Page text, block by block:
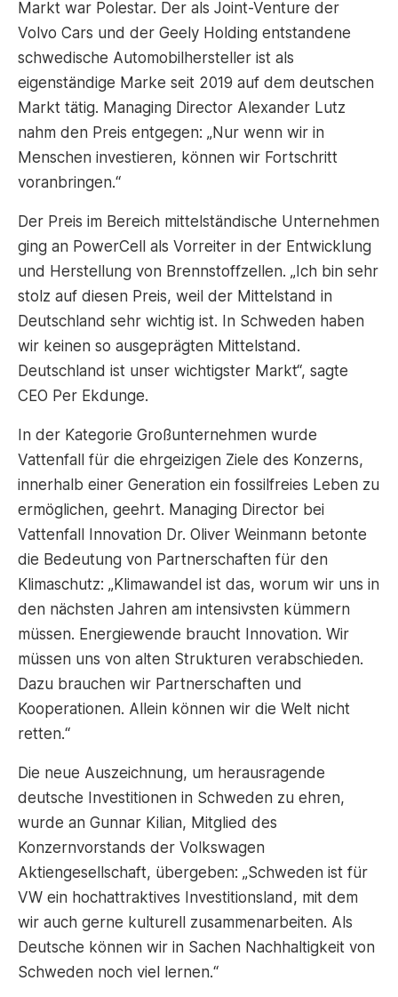
Markt war Polestar. Der als Joint-Venture der
Volvo Cars und der Geely Holding entstandene
schwedische Automobilhersteller ist als
eigenständige Marke seit 2019 auf dem deutschen
Markt tätig. Managing Director Alexander Lutz
nahm den Preis entgegen: „Nur wenn wir in
Menschen investieren, können wir Fortschritt
voranbringen.“
Der Preis im Bereich mittelständische Unternehmen
ging an PowerCell als Vorreiter in der Entwicklung
und Herstellung von Brennstoffzellen. „Ich bin sehr
stolz auf diesen Preis, weil der Mittelstand in
Deutschland sehr wichtig ist. In Schweden haben
wir keinen so ausgeprägten Mittelstand.
Deutschland ist unser wichtigster Markt“, sagte
CEO Per Ekdunge.
In der Kategorie Großunternehmen wurde
Vattenfall für die ehrgeizigen Ziele des Konzerns,
innerhalb einer Generation ein fossilfreies Leben zu
ermöglichen, geehrt. Managing Director bei
Vattenfall Innovation Dr. Oliver Weinmann betonte
die Bedeutung von Partnerschaften für den
Klimaschutz: „Klimawandel ist das, worum wir uns in
den nächsten Jahren am intensivsten kümmern
müssen. Energiewende braucht Innovation. Wir
müssen uns von alten Strukturen verabschieden.
Dazu brauchen wir Partnerschaften und
Kooperationen. Allein können wir die Welt nicht
retten.“
Die neue Auszeichnung, um herausragende
deutsche Investitionen in Schweden zu ehren,
wurde an Gunnar Kilian, Mitglied des
Konzernvorstands der Volkswagen
Aktiengesellschaft, übergeben: „Schweden ist für
VW ein hochattraktives Investitionsland, mit dem
wir auch gerne kulturell zusammenarbeiten. Als
Deutsche können wir in Sachen Nachhaltigkeit von
Schweden noch viel lernen.“